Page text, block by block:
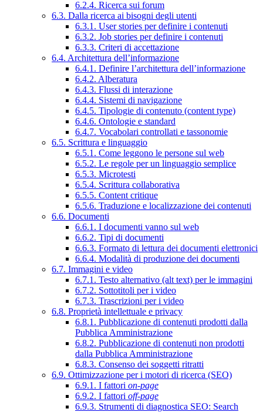
6.2.4. Ricerca sui forum
6.3. Dalla ricerca ai bisogni degli utenti
6.3.1. User stories per definire i contenuti
6.3.2. Job stories per definire i contenuti
6.3.3. Criteri di accettazione
6.4. Architettura dell’informazione
6.4.1. Definire l’architettura dell’informazione
6.4.2. Alberatura
6.4.3. Flussi di interazione
6.4.4. Sistemi di navigazione
6.4.5. Tipologie di contenuto (content type)
6.4.6. Ontologie e standard
6.4.7. Vocabolari controllati e tassonomie
6.5. Scrittura e linguaggio
6.5.1. Come leggono le persone sul web
6.5.2. Le regole per un linguaggio semplice
6.5.3. Microtesti
6.5.4. Scrittura collaborativa
6.5.5. Content critique
6.5.6. Traduzione e localizzazione dei contenuti
6.6. Documenti
6.6.1. I documenti vanno sul web
6.6.2. Tipi di documenti
6.6.3. Formato di lettura dei documenti elettronici
6.6.4. Modalità di produzione dei documenti
6.7. Immagini e video
6.7.1. Testo alternativo (alt text) per le immagini
6.7.2. Sottotitoli per i video
6.7.3. Trascrizioni per i video
6.8. Proprietà intellettuale e privacy
6.8.1. Pubblicazione di contenuti prodotti dalla
Pubblica Amministrazione
6.8.2. Pubblicazione di contenuti non prodotti
dalla Pubblica Amministrazione
6.8.3. Consenso dei soggetti ritratti
6.9. Ottimizzazione per i motori di ricerca (SEO)
6.9.1. I fattori on-page
6.9.2. I fattori off-page
6.9.3. Strumenti di diagnostica SEO: Search